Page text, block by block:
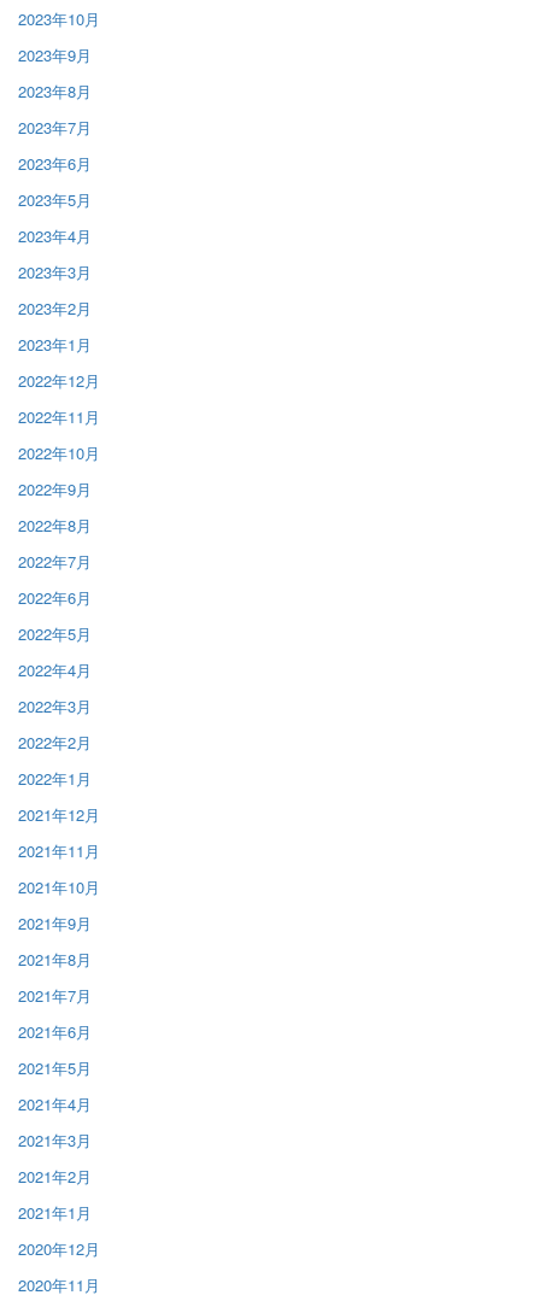
2023年10月
2023年9月
2023年8月
2023年7月
2023年6月
2023年5月
2023年4月
2023年3月
2023年2月
2023年1月
2022年12月
2022年11月
2022年10月
2022年9月
2022年8月
2022年7月
2022年6月
2022年5月
2022年4月
2022年3月
2022年2月
2022年1月
2021年12月
2021年11月
2021年10月
2021年9月
2021年8月
2021年7月
2021年6月
2021年5月
2021年4月
2021年3月
2021年2月
2021年1月
2020年12月
2020年11月